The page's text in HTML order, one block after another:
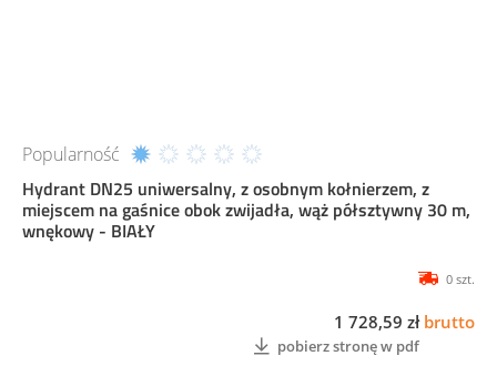
Popularność
Hydrant DN25 uniwersalny, z osobnym kołnierzem, z
miejscem na gaśnice obok zwijadła, wąż półsztywny 30 m,
wnękowy - BIAŁY
0 szt.
1 728,59 zł brutto
pobierz stronę w pdf